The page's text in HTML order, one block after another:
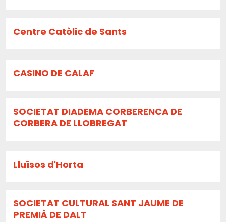
Centre Catòlic de Sants
CASINO DE CALAF
SOCIETAT DIADEMA CORBERENCA DE
CORBERA DE LLOBREGAT
Lluïsos d'Horta
SOCIETAT CULTURAL SANT JAUME DE
PREMIÀ DE DALT